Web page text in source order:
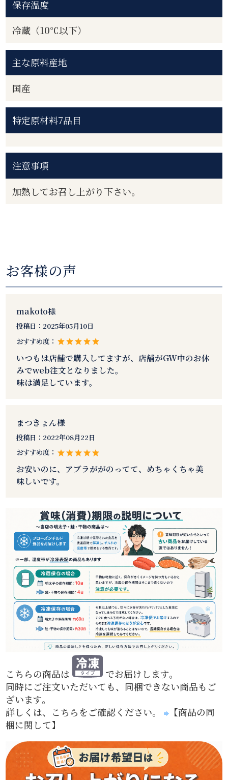
保存温度
冷蔵（10℃以下）
主な原料産地
国産
特定原材料7品目
注意事項
加熱してお召し上がり下さい。
お客様の声
makoto様
投稿日： 2025年05月10日
おすすめ度：
いつもは店舗で購入してますが、店舗がGW中のお休
みでweb注文となりました。
味は満足しています。
まつきょん様
投稿日： 2022年08月22日
おすすめ度：
お安いのに、アブラががのってて、めちゃくちゃ美
味しいです。
こちらの商品は
でお届けします。
同時にご注文いただいても、同梱できない商品もご
ざいます。
詳しくは、こちらをご確認ください。
【商品の同
梱に関して】